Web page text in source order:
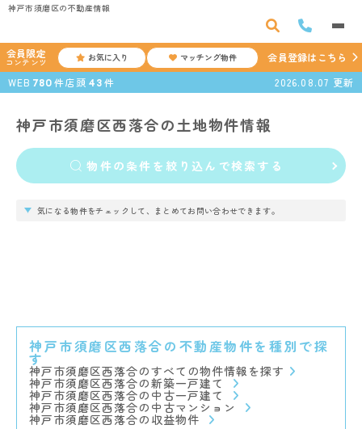
神戸市須磨区の不動産情報
会員限定
コンテンツ お気に入り マッチング物件
会員登録はこちら
WEB 780 件店頭 43 件 2026.08.07 更新
神戸市須磨区西落合の土地物件情報
物件の条件を絞り込んで検索する
気になる物件をチェックして、まとめてお問い合わせできます。
神戸市須磨区西落合の不動産物件を種別で探
す
神戸市須磨区西落合のすべての物件情報を探す
神戸市須磨区西落合の新築一戸建て
神戸市須磨区西落合の中古一戸建て
神戸市須磨区西落合の中古マンション
神戸市須磨区西落合の収益物件